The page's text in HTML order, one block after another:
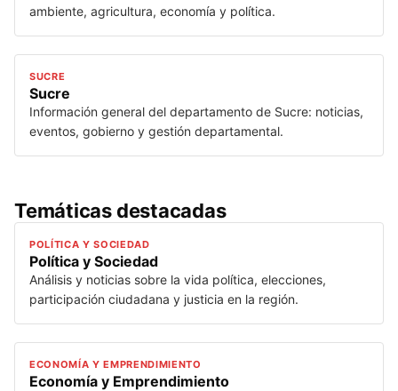
ambiente, agricultura, economía y política.
SUCRE
Sucre
Información general del departamento de Sucre: noticias,
eventos, gobierno y gestión departamental.
Temáticas destacadas
POLÍTICA Y SOCIEDAD
Política y Sociedad
Análisis y noticias sobre la vida política, elecciones,
participación ciudadana y justicia en la región.
ECONOMÍA Y EMPRENDIMIENTO
Economía y Emprendimiento